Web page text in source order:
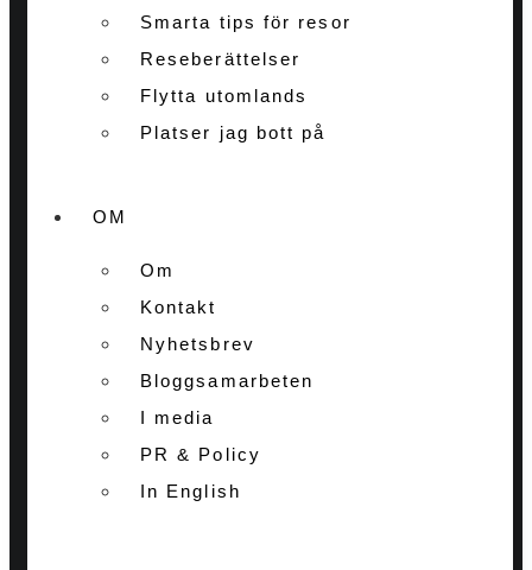
Smarta tips för resor
Reseberättelser
Flytta utomlands
Platser jag bott på
OM
Om
Kontakt
Nyhetsbrev
Bloggsamarbeten
I media
PR & Policy
In English